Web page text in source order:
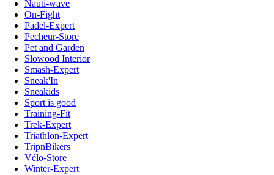
Nauti-wave
On-Fight
Padel-Expert
Pecheur-Store
Pet and Garden
Slowood Interior
Smash-Expert
Sneak'In
Sneakids
Sport is good
Training-Fit
Trek-Expert
Triathlon-Expert
TripnBikers
Vélo-Store
Winter-Expert